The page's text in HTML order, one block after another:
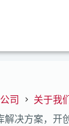
公司 关于我
解决方案，开